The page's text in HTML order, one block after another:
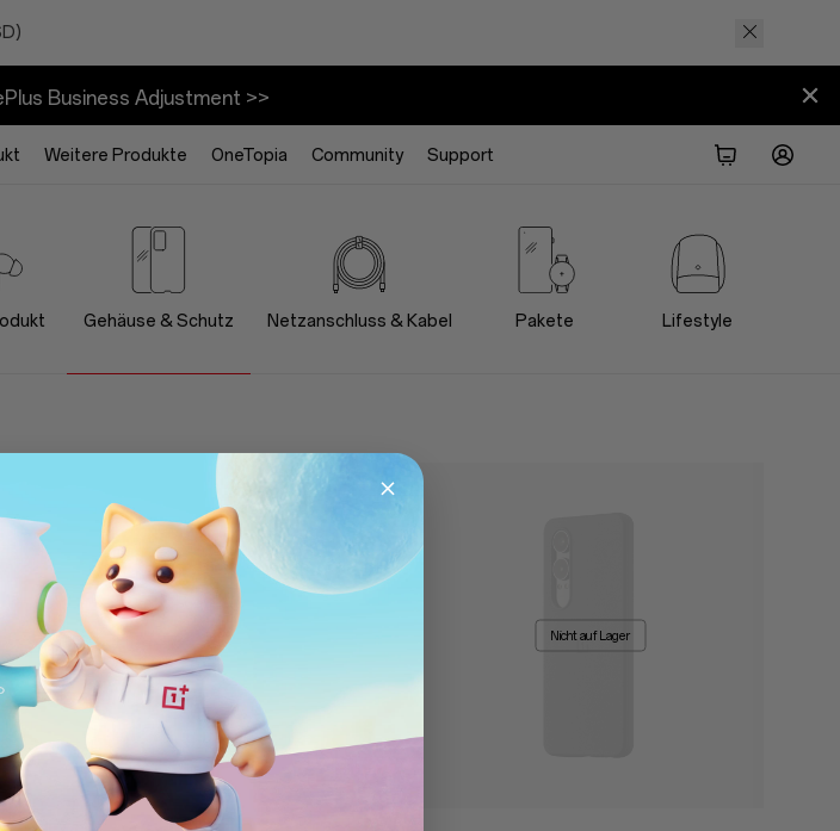
Business Adjustment >>
Weitere Produkte OneTopia Community Support
Gehäuse & Schutz Netzanschluss & Kabel Pakete Lifestyle
Nicht auf Lager